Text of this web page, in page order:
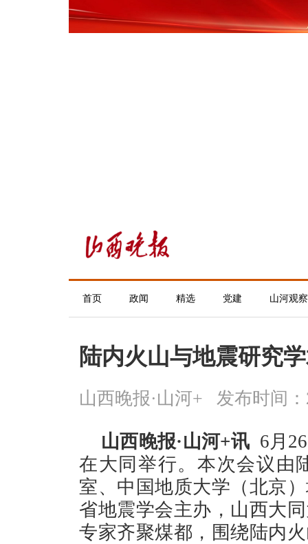
首页 政闻 精选 党建 山河观察
陆内火山与地震研究
山西晚报·山河+ 发布时间：
山西晚报·山河+讯 6月
在大同举行。本次会议由
室、中国地质大学（北京
省地震学会主办，山西大
专家齐聚煤都，围绕陆内